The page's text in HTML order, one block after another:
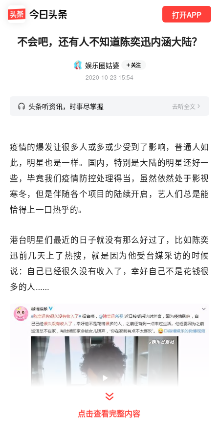
打开APP
不会吧，还有人不知道陈奕迅内涵大陆？
娱乐圈姑婆 关注
2020-10-23 15:54
头条听资讯，时事尽掌握 去听全文
疫情的爆发让很多人或多或少受到了影响，普通人如
此，明星也是一样。国内，特别是大陆的明星还好一
些，毕竟我们疫情防控处理得当，虽然依然处于影视
寒冬，但是伴随各个项目的陆续开启，艺人们总是能
恰得上一口热乎的。
港台明星们最近的日子就没有那么好过了，比如陈奕
迅前几天上了热搜，就是因为他受台媒采访的时候
说：自己已经很久没有收入了，幸好自己不是花钱很
多的人……
点击查看完整内容